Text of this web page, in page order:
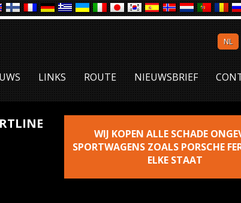
NL
LINKS ROUTE NIEUWSBRIEF
WIJ KOPEN ALLE SCHADE
SPORTWAGENS ZOALS PORSCHE
ELKE STAAT